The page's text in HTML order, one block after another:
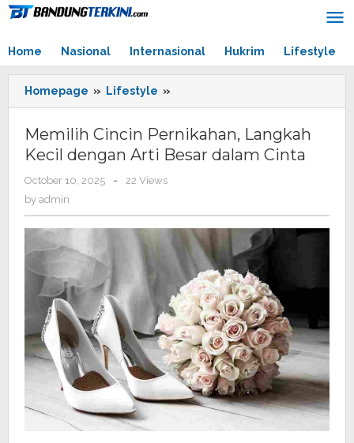
Skip
Home
Nasional Internasional Hukrim Lifestyle
Homepage » Lifestyle »
Cincin
Langkah
Kecil
Cinta
Memilih Cincin Pernikahan, Langkah
Kecil dengan Arti Besar dalam Cinta
October 10, 2025
by
-
22 Views
by admin